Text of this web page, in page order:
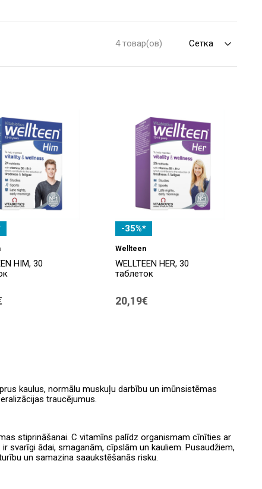
4 товар(ов)
HIM, 30
-35%*
Wellteen
WELLTEEN HER, 30
таблеток
20,19€
kaulus, normālu muskuļu darbību un imūnsistēmas
traucējumus.
stiprināšanai. C vitamīns palīdz organismam cīnīties ar
svarīgi ādai, smaganām, cīpslām un kauliem. Pusaudžiem,
un samazina saaukstēšanās risku.